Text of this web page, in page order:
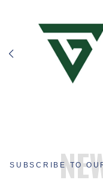
SUBSCRIBE TO